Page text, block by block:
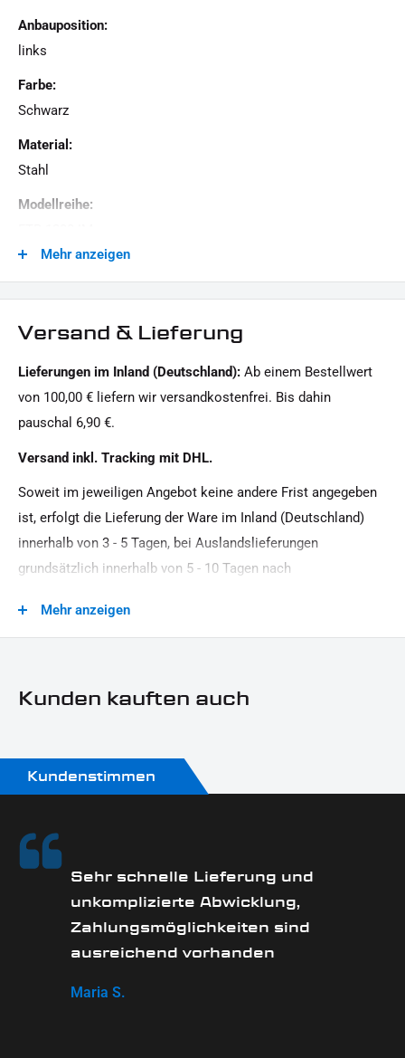
Einzelabnahme erfolgen. Bitte informieren Sie sich
diesbezüglich bei Ihrer Prüfstelle vor Ort.
LIEFERUMFANG:
1x seitlicher Kennzeichengrundträger
1xBefestigungsmaterial für den
1x Kennzeichengrundplatte
im Lieferumfang enthalten)
1x Montagehinweise
Anbauposition:
links
Farbe:
Schwarz
Material:
Stahl
Modellreihe:
Motorradmarke:
Oberfläche:
Seitlicher Kennzeichenhalter ohne TÜV
Strassenzulassung:
Zulassung per Einzelabnahme, ohne ABE / TGA
Mehr anzeigen
Versand & Lieferung
Lieferungen im Inland (Deutschland): Ab einem Bestellwert
von 100,00 € liefern wir versandkostenfrei. Bis dahin
pauschal 6,90 €.
Versand inkl. Tracking mit DHL.
Soweit im jeweiligen Angebot keine andere Frist angegeben
ist, erfolgt die Lieferung der Ware im Inland (Deutschland)
innerhalb von 3 - 5 Tagen, bei Auslandslieferungen
grundsätzlich innerhalb von 5 - 10 Tagen nach
Zeitpunkt Ihrer Zahlungsanweisung).Beachten Sie, dass an
Mehr anzeigen
Kunden kauften auch
Kundenstimmen
Sehr schnelle Lieferung und
unkomplizierte Abwicklung,
Zahlungsmöglichkeiten sind
ausreichend vorhanden
Maria S.